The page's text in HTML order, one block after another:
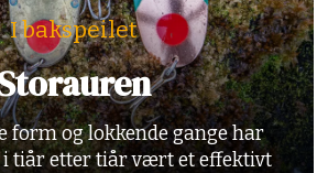
I bakspeilet
form og lokkende gange har
i tiår etter tiår vært et effektivt